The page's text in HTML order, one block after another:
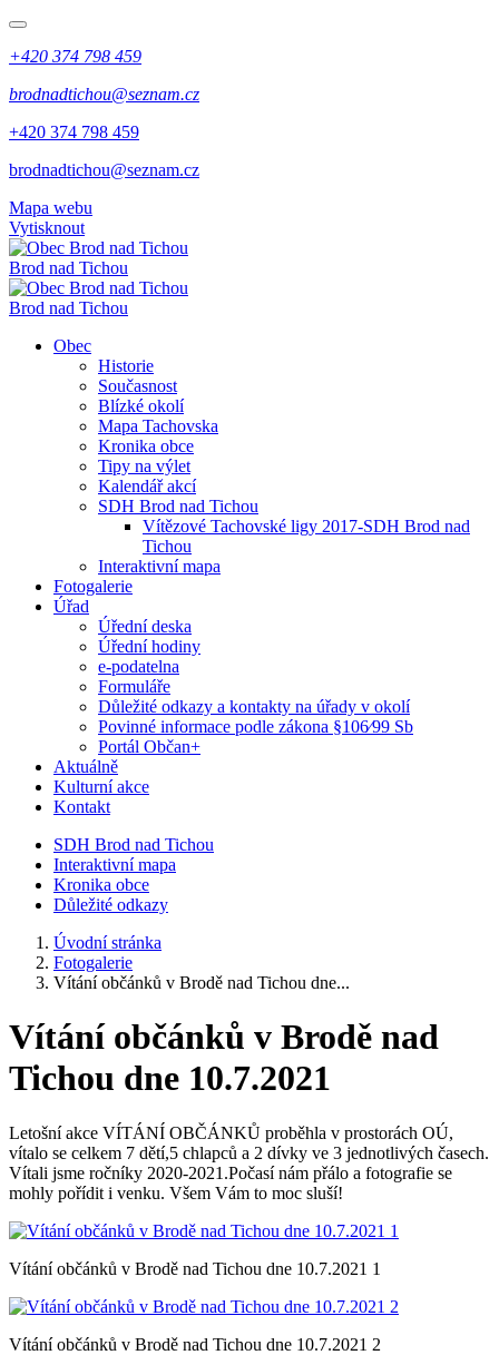
+420 374 798 459
brodnadtichou@seznam.cz
+420 374 798 459
brodnadtichou@seznam.cz
Mapa webu
Vytisknout
Brod nad Tichou
Brod nad Tichou
Obec
Historie
Současnost
Blízké okolí
Mapa Tachovska
Kronika obce
Tipy na výlet
Kalendář akcí
SDH Brod nad Tichou
Vítězové Tachovské ligy 2017-SDH Brod nad
Tichou
Interaktivní mapa
Fotogalerie
Úřad
Úřední deska
Úřední hodiny
e-podatelna
Formuláře
Důležité odkazy a kontakty na úřady v okolí
Povinné informace podle zákona §106⁄99 Sb
Portál Občan+
Aktuálně
Kulturní akce
Kontakt
SDH Brod nad Tichou
Interaktivní mapa
Kronika obce
Důležité odkazy
Úvodní stránka
Fotogalerie
Vítání občánků v Brodě nad Tichou dne...
Vítání občánků v Brodě nad
Tichou dne 10.7.2021
Letošní akce VÍTÁNÍ OBČÁNKŮ proběhla v prostorách OÚ,
vítalo se celkem 7 dětí,5 chlapců a 2 dívky ve 3 jednotlivých časech.
Vítali jsme ročníky 2020-2021.Počasí nám přálo a fotografie se
mohly pořídit i venku. Všem Vám to moc sluší!
Vítání občánků v Brodě nad Tichou dne 10.7.2021 1
Vítání občánků v Brodě nad Tichou dne 10.7.2021 2